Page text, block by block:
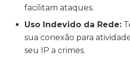
facilitam ataques.
Uso Indevido da Rede:
sua conexão para
seu IP a crimes.